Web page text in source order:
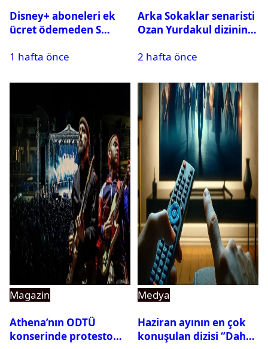
Disney+ aboneleri ek
ücret ödemeden S
izleyebilecek
1 hafta önce
Arka Sokaklar senaristi
Ozan Yurdakul dizinin
2 hafta önce
Magazin
Athena’nın ODTÜ
konserinde protesto
Medya
Haziran ayının en çok
konuşulan dizisi ‘’Daha